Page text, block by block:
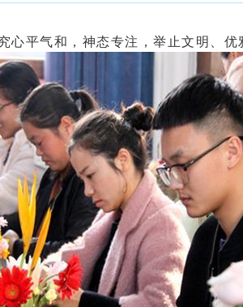
心平气和，神态专注，举止文明、优